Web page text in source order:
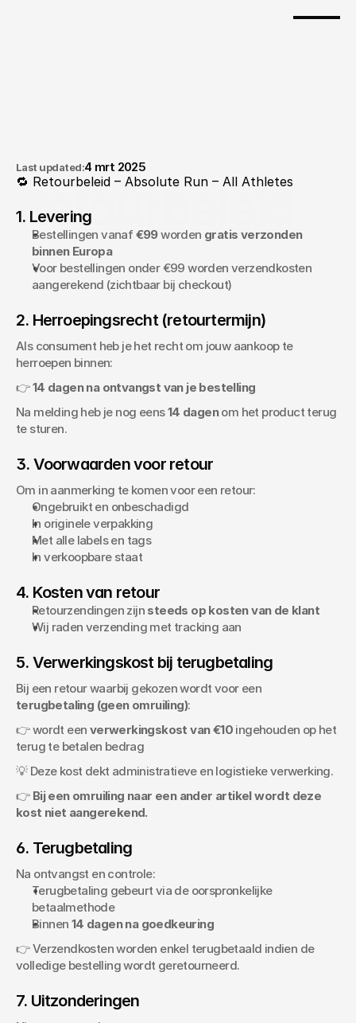
Retourbeleid
Last updated:4 mrt 2025
🔁 Retourbeleid – Absolute Run – All Athletes
1. Levering
Bestellingen vanaf €99 worden gratis verzonden
binnen Europa
Voor bestellingen onder €99 worden verzendkosten
aangerekend (zichtbaar bij checkout)
2. Herroepingsrecht (retourtermijn)
Als consument heb je het recht om jouw aankoop te
herroepen binnen:
👉 14 dagen na ontvangst van je bestelling
Na melding heb je nog eens 14 dagen om het product terug
te sturen.
3. Voorwaarden voor retour
Om in aanmerking te komen voor een retour:
Ongebruikt en onbeschadigd
In originele verpakking
Met alle labels en tags
In verkoopbare staat
4. Kosten van retour
Retourzendingen zijn steeds op kosten van de klant
Wij raden verzending met tracking aan
5. Verwerkingskost bij terugbetaling
terugbetaling (geen omruiling):
👉 wordt een verwerkingskost van €10 ingehouden op het
terug te betalen bedrag
💡 Deze kost dekt administratieve en logistieke verwerking.
👉 Bij een omruiling naar een ander artikel wordt deze
kost niet aangerekend.
6. Terugbetaling
Na ontvangst en controle:
Terugbetaling gebeurt via de oorspronkelijke
betaalmethode
Binnen 14 dagen na goedkeuring
👉 Verzendkosten worden enkel terugbetaald indien de
volledige bestelling wordt geretourneerd.
7. Uitzonderingen